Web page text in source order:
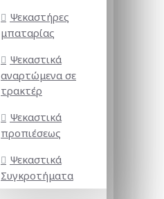
Ψεκαστήρες
μπαταρίας
Ψεκαστικά
αναρτώμενα σε
τρακτέρ
Ψεκαστικά
προπιέσεως
Ψεκαστικά
Συγκροτήματα